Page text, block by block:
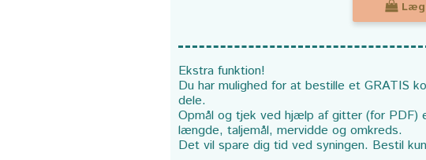
Læg
Ekstra funktion!
Du har mulighed for at bestille et GRATIS
dele.
Opmål og tjek ved hjælp af gitter (for PDF)
længde, taljemål, mervidde og omkreds.
Det vil spare dig tid ved syningen. Bestil